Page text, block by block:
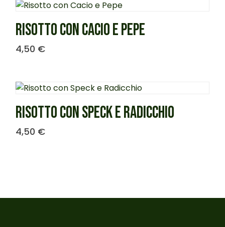
RISOTTO CON CACIO E PEPE
4,50 €
RISOTTO CON SPECK E RADICCHIO
4,50 €